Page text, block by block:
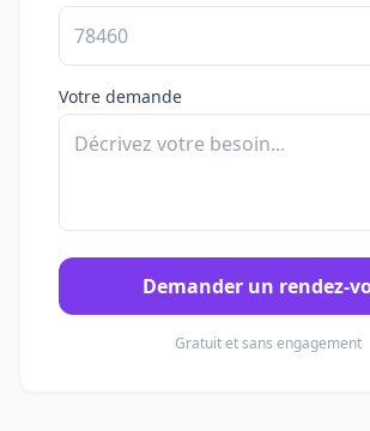
Votre demande
Demander un rendez-
Gratuit et sans engagement